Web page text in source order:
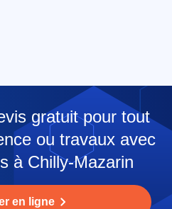
gratuit pour tout
ou travaux avec
à Chilly-Mazarin
en ligne